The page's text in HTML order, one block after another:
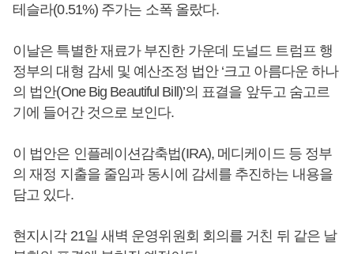
테슬라(0.51%) 주가는 소폭 올랐다.
이날은 특별한 재료가 부진한 가운데 도널드 트럼프 행
정부의 대형 감세 및 예산조정 법안 ‘크고 아름다운 하나
의 법안(One Big Beautiful Bill)’의 표결을 앞두고 숨고르
기에 들어간 것으로 보인다.
이 법안은 인플레이션감축법(IRA), 메디케이드 등 정부
의 재정 지출을 줄임과 동시에 감세를 추진하는 내용을
담고 있다.
현지시각 21일 새벽 운영위원회 회의를 거친 뒤 같은 날